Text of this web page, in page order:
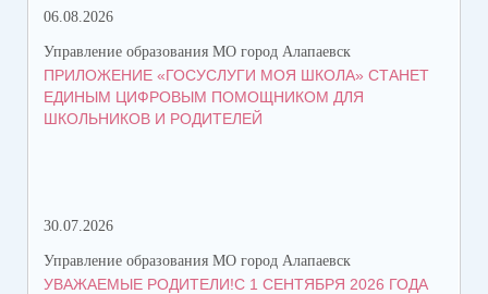
06.08.2026
Управление образования МО город Алапаевск
ПРИЛОЖЕНИЕ «ГОСУСЛУГИ МОЯ ШКОЛА» СТАНЕТ
ЕДИНЫМ ЦИФРОВЫМ ПОМОЩНИКОМ ДЛЯ
ШКОЛЬНИКОВ И РОДИТЕЛЕЙ
30.07.2026
Управление образования МО город Алапаевск
УВАЖАЕМЫЕ РОДИТЕЛИ!С 1 СЕНТЯБРЯ 2026 ГОДА